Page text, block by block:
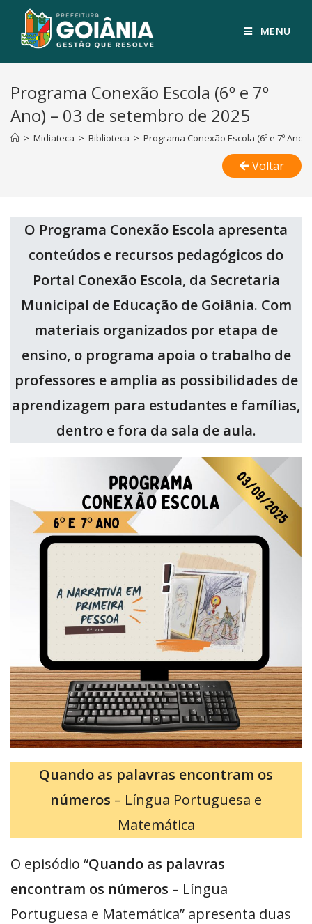
MENU
Programa Conexão Escola (6º e 7º
Ano) – 03 de setembro de 2025
> Midiateca > Biblioteca > Programa Conexão Escola (6º e 7º
Voltar
O Programa Conexão Escola apresenta
conteúdos e recursos pedagógicos do
Portal Conexão Escola, da Secretaria
Municipal de Educação de Goiânia. Com
materiais organizados por etapa de
ensino, o programa apoia o trabalho de
professores e amplia as possibilidades de
aprendizagem para estudantes e famílias,
dentro e fora da sala de aula.
Quando as palavras encontram os
números – Língua Portuguesa e
Matemática
O episódio “Quando as palavras
encontram os números – Língua
Portuguesa e Matemática” apresenta duas